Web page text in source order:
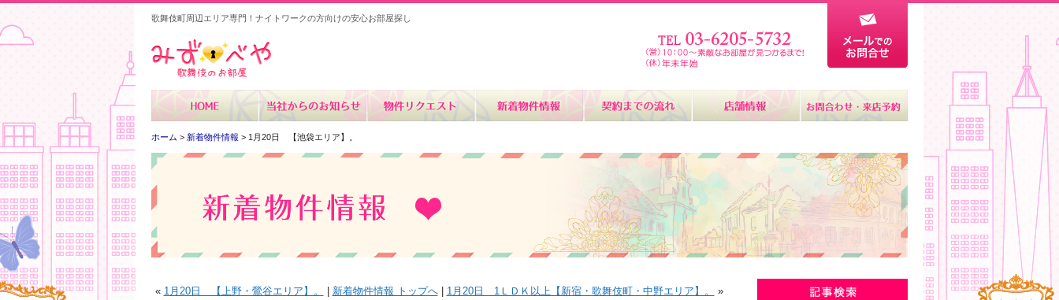
歌舞伎町周辺エリア専門！ナイトワークの方向けの安心お部屋探し
ホーム > 新着物件情報 > 1月20日 【池袋エリア】。
新着物件情報
« 1月20日 【上野・鶯谷エリア】。 新着物件情報 トップへ| 1月20日 1ＬＤＫ以上【新宿・歌舞伎町・中野エリア】。 »